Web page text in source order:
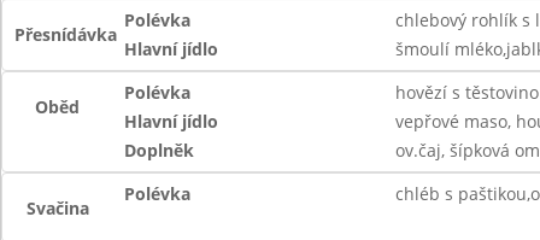
Přesnídávka
Polévka
chlebový rohlík s
Hlavní jídlo
šmoulí
Oběd
Polévka
hovězí s
Hlavní jídlo
vepřové maso,
Doplněk
ov.čaj, šípková
Svačina
Polévka chléb s